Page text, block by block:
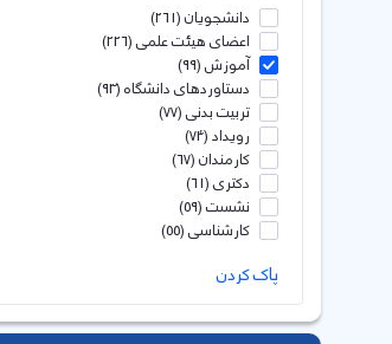
دانشجویان(261)
اعضای هیئت علمی(226)
آموزش(99)
دستاوردهای دانشگاه(93)
تربیت بدنی(77)
رویداد(74)
کارمندان(67)
دکتری(61)
نشست(59)
کارشناسی(55)
پاک کردن